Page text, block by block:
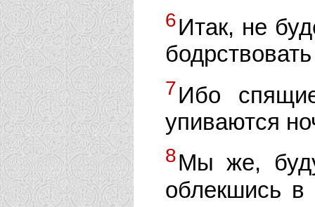
6Итак, не
7Ибо
упиваются
8Мы же,
облекшись